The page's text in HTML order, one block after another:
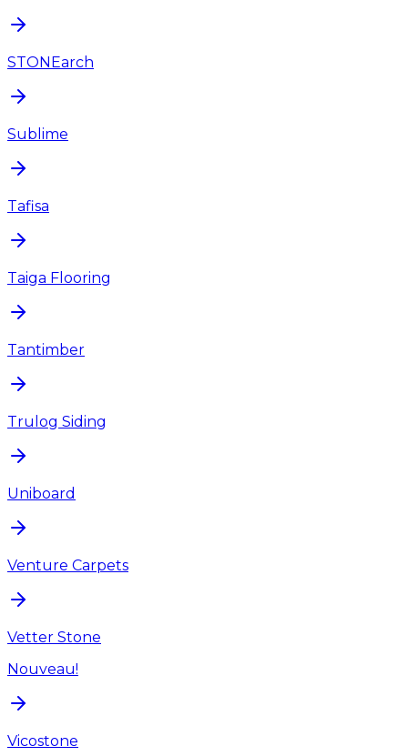
STONEarch
Sublime
Tafisa
Taiga Flooring
Tantimber
Trulog Siding
Uniboard
Venture Carpets
Vetter Stone
Nouveau!
Vicostone